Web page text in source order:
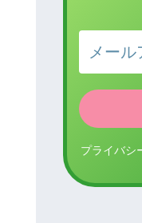
プライバシ